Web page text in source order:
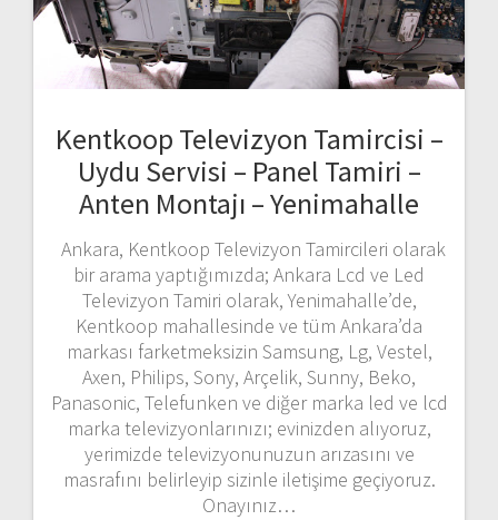
Kentkoop Televizyon Tamircisi –
Uydu Servisi – Panel Tamiri –
Anten Montajı – Yenimahalle
Ankara, Kentkoop Televizyon Tamircileri olarak
bir arama yaptığımızda; Ankara Lcd ve Led
Televizyon Tamiri olarak, Yenimahalle’de,
Kentkoop mahallesinde ve tüm Ankara’da
markası farketmeksizin Samsung, Lg, Vestel,
Axen, Philips, Sony, Arçelik, Sunny, Beko,
Panasonic, Telefunken ve diğer marka led ve lcd
marka televizyonlarınızı; evinizden alıyoruz,
yerimizde televizyonunuzun arızasını ve
masrafını belirleyip sizinle iletişime geçiyoruz.
Onayınız…